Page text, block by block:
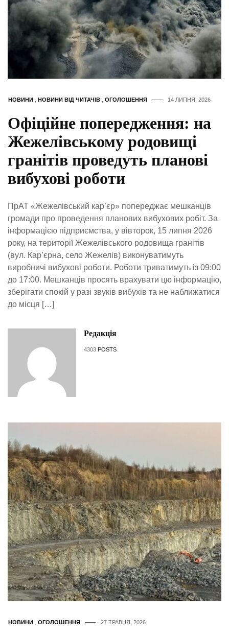
НОВИНИ НОВИНИ ВІД ЧИТАЧІВ ОГОЛОШЕННЯ 14 ЛИПНЯ, 2026
Офіційне попередження: на
Жежелівському родовищі
гранітів проведуть планові
вибухові роботи
ПрАТ «Жежелівський кар’єр» попереджає мешканців
громади про проведення планових вибухових робіт. За
інформацією підприємства, у вівторок, 15 липня 2026
року, на території Жежелівського родовища гранітів
(вул. Кар’єрна, село Жежелів) виконуватимуть
виробничі вибухові роботи. Роботи триватимуть із 09:00
до 17:00. Мешканців просять врахувати цю інформацію,
зберігати спокій у разі звуків вибухів та не наближатися
до місця […]
Редакція
4303 POSTS
НОВИНИ ОГОЛОШЕННЯ 27 ТРАВНЯ, 2026